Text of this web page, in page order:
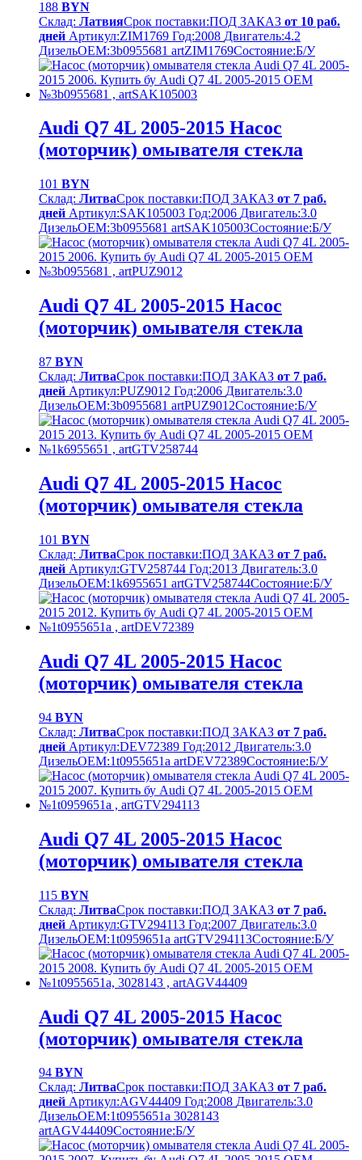
188 BYN
Склад: ЛатвияСрок поставки:ПОД ЗАКАЗ от 10 раб.
дней Артикул:ZIM1769 Год:2008 Двигатель:4.2
ДизельOEM:3b0955681 artZIM1769Cостояние:Б/У
Audi Q7 4L 2005-2015 Насос
(моторчик) омывателя стекла
101 BYN
Склад: ЛитваСрок поставки:ПОД ЗАКАЗ от 7 раб.
дней Артикул:SAK105003 Год:2006 Двигатель:3.0
ДизельOEM:3b0955681 artSAK105003Cостояние:Б/У
Audi Q7 4L 2005-2015 Насос
(моторчик) омывателя стекла
87 BYN
Склад: ЛитваСрок поставки:ПОД ЗАКАЗ от 7 раб.
дней Артикул:PUZ9012 Год:2006 Двигатель:3.0
ДизельOEM:3b0955681 artPUZ9012Cостояние:Б/У
Audi Q7 4L 2005-2015 Насос
(моторчик) омывателя стекла
101 BYN
Склад: ЛитваСрок поставки:ПОД ЗАКАЗ от 7 раб.
дней Артикул:GTV258744 Год:2013 Двигатель:3.0
ДизельOEM:1k6955651 artGTV258744Cостояние:Б/У
Audi Q7 4L 2005-2015 Насос
(моторчик) омывателя стекла
94 BYN
Склад: ЛитваСрок поставки:ПОД ЗАКАЗ от 7 раб.
дней Артикул:DEV72389 Год:2012 Двигатель:3.0
ДизельOEM:1t0955651a artDEV72389Cостояние:Б/У
Audi Q7 4L 2005-2015 Насос
(моторчик) омывателя стекла
115 BYN
Склад: ЛитваСрок поставки:ПОД ЗАКАЗ от 7 раб.
дней Артикул:GTV294113 Год:2007 Двигатель:3.0
ДизельOEM:1t0959651a artGTV294113Cостояние:Б/У
Audi Q7 4L 2005-2015 Насос
(моторчик) омывателя стекла
94 BYN
Склад: ЛитваСрок поставки:ПОД ЗАКАЗ от 7 раб.
дней Артикул:AGV44409 Год:2008 Двигатель:3.0
ДизельOEM:1t0955651a 3028143
artAGV44409Cостояние:Б/У